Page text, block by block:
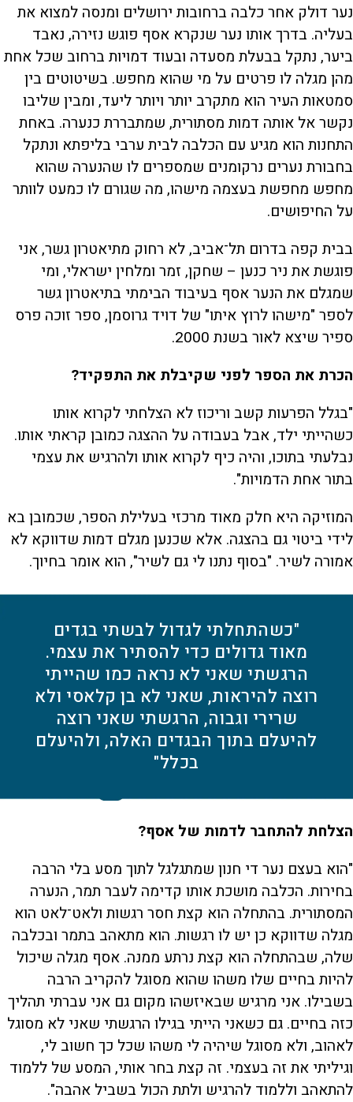
נער דולק אחר כלבה ברחובות ירושלים ומנסה למצוא את
בעליה. בדרך אותו נער שנקרא אסף פוגש נזירה, נאבד
ביער, נתקל בבעלת מסעדה ובעוד דמויות ברחוב שכל אחת
מהן מגלה לו פרטים על מי שהוא מחפש. בשיטוטים בין
סמטאות העיר הוא מתקרב יותר ויותר ליעד, ומבין שליבו
נקשר אל אותה דמות מסתורית, שמתבררת כנערה. באחת
התחנות הוא מגיע עם הכלבה לבית ערבי בליפתא ונתקל
בחבורת נערים נרקומנים שמספרים לו שהנערה שהוא
מחפש מחפשת בעצמה מישהו, מה שגורם לו כמעט לוותר
על החיפושים.
בבית קפה בדרום תל־אביב, לא רחוק מתיאטרון גשר, אני
פוגשת את ניר כנען – שחקן, זמר ומלחין ישראלי, ומי
שמגלם את הנער אסף בעיבוד הבימתי בתיאטרון גשר
לספר "מישהו לרוץ איתו" של דויד גרוסמן, ספר זוכה פרס
ספיר שיצא לאור בשנת 2000.
הכרת את הספר לפני שקיבלת את התפקיד?
"בגלל הפרעות קשב וריכוז לא הצלחתי לקרוא אותו
כשהייתי ילד, אבל בעבודה על ההצגה כמובן קראתי אותו.
נבלעתי בתוכו, והיה כיף לקרוא אותו ולהרגיש את עצמי
בתור אחת הדמויות".
המוזיקה היא חלק מאוד מרכזי בעלילת הספר, שכמובן בא
לידי ביטוי גם בהצגה. אלא שכנען מגלם דמות שדווקא לא
אמורה לשיר. "בסוף נתנו לי גם לשיר", הוא אומר בחיוך.
"כשהתחלתי לגדול לבשתי בגדים
מאוד גדולים כדי להסתיר את עצמי.
הרגשתי שאני לא נראה כמו שהייתי
רוצה להיראות, שאני לא בן קלאסי ולא
שרירי וגבוה, הרגשתי שאני רוצה
להיעלם בתוך הבגדים האלה, ולהיעלם
בכלל"
הצלחת להתחבר לדמות של אסף?
"הוא בעצם נער די חנון שמתגלגל לתוך מסע בלי הרבה
בחירות. הכלבה מושכת אותו קדימה לעבר תמר, הנערה
המסתורית. בהתחלה הוא קצת חסר רגשות ולאט־לאט הוא
מגלה שדווקא כן יש לו רגשות. הוא מתאהב בתמר ובכלבה
שלה, שבהתחלה הוא קצת נרתע ממנה. אסף מגלה שיכול
להיות בחיים שלו משהו שהוא מסוגל להקריב הרבה
בשבילו. אני מרגיש שבאיזשהו מקום גם אני עברתי תהליך
כזה בחיים. גם כשאני הייתי בגילו הרגשתי שאני לא מסוגל
לאהוב, ולא מסוגל שיהיה לי משהו שכל כך חשוב לי,
וגיליתי את זה בעצמי. זה קצת בחר אותי, המסע של ללמוד
להתאהב וללמוד להרגיש ולתת הכול בשביל אהבה".